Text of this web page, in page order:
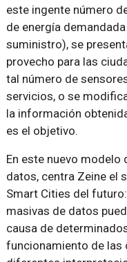
este ingente número
de energía
suministro), se
provecho para las
tal número de
servicios, o se
la información
es el objetivo.
En este nuevo
datos, centra Zeine el
Smart Cities del
masivas de datos
causa de
funcionamiento de las